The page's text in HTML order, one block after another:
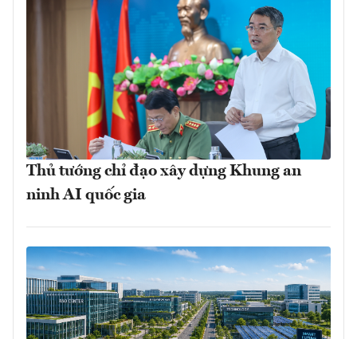
Thủ tướng chỉ đạo xây dựng Khung an
ninh AI quốc gia